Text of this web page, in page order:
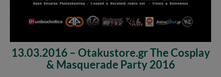
13.03.2016 – Otakustore.gr The Cosplay
& Masquerade Party 2016